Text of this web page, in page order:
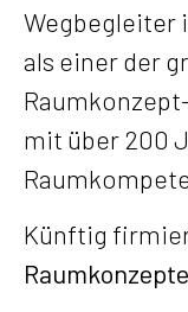
Wegbegleiter
als einer der
mit über 200
Künftig